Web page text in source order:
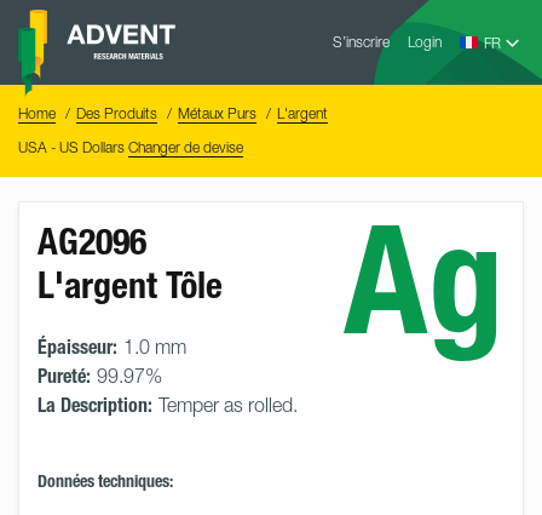
Skip
content
S’inscrire Login
Advent
Home Des Produits Métaux Purs
L'argent
USA - US Dollars Changer de devise
Ag
AG2096
L'argent Tôle
Épaisseur: 1.0 mm
Pureté: 99.97%
La Description: Temper as rolled.
Données techniques: